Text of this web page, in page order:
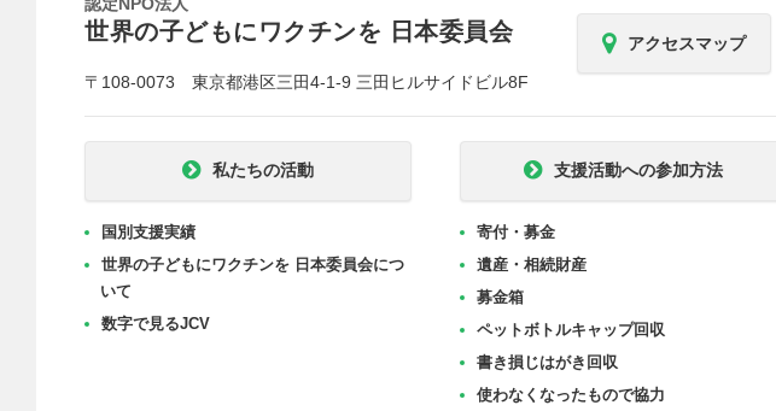
世界の子どもにワクチンを 日本委員会
〒108-0073 東京都港区三田4-1-9 三田ヒルサイドビル8F
アクセスマップ
私たちの活動
国別支援実績
世界の子どもにワクチンを 日本委員会につ
いて
数字で見るJCV
支援活動への参加方法
寄付・募金
遺産・相続財産
募金箱
ペットボトルキャップ回収
書き損じはがき回収
使わなくなったもので協力